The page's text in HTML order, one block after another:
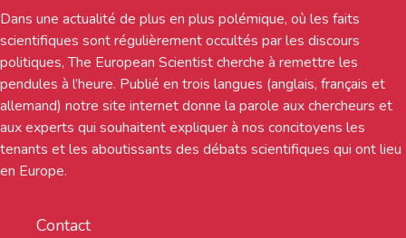
Dans une actualité de plus en plus polémique, où les faits
scientifiques sont régulièrement occultés par les discours
politiques, The European Scientist cherche à remettre les
pendules à l’heure. Publié en trois langues (anglais, français et
allemand) notre site internet donne la parole aux chercheurs et
aux experts qui souhaitent expliquer à nos concitoyens les
tenants et les aboutissants des débats scientifiques qui ont lieu
en Europe.
Contact